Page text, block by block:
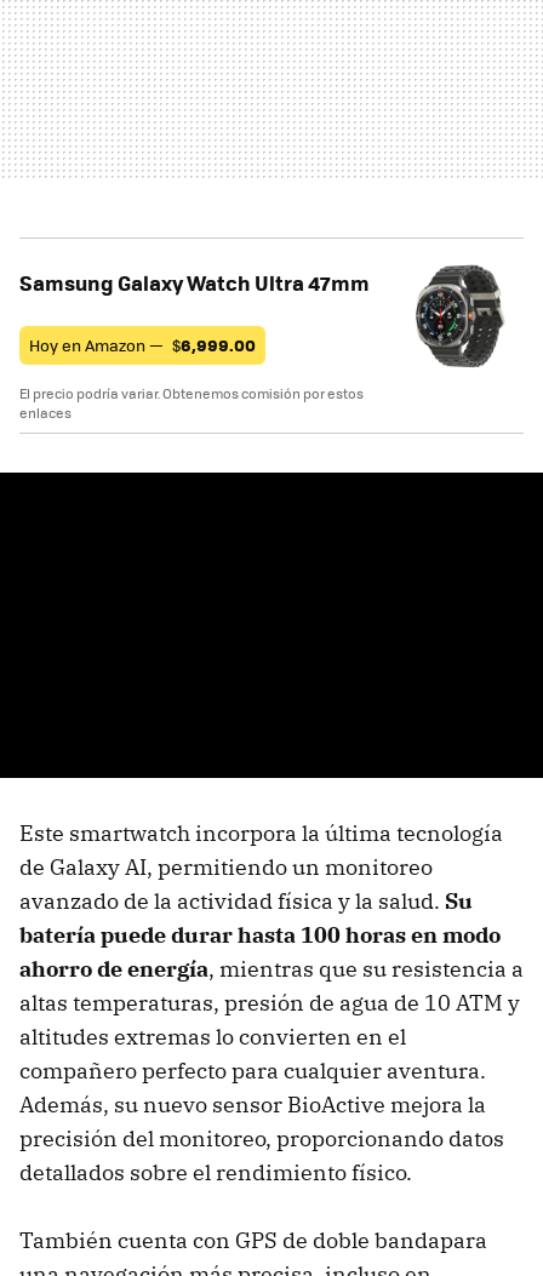
Samsung Galaxy Watch Ultra 47mm
Hoy en Amazon — $6,999.00
El precio podría variar. Obtenemos comisión por estos
enlaces
Este smartwatch incorpora la última tecnología
de Galaxy AI, permitiendo un monitoreo
avanzado de la actividad física y la salud. Su
batería puede durar hasta 100 horas en modo
ahorro de energía, mientras que su resistencia a
altas temperaturas, presión de agua de 10 ATM y
altitudes extremas lo convierten en el
compañero perfecto para cualquier aventura.
Además, su nuevo sensor BioActive mejora la
precisión del monitoreo, proporcionando datos
detallados sobre el rendimiento físico.
También cuenta con GPS de doble bandapara